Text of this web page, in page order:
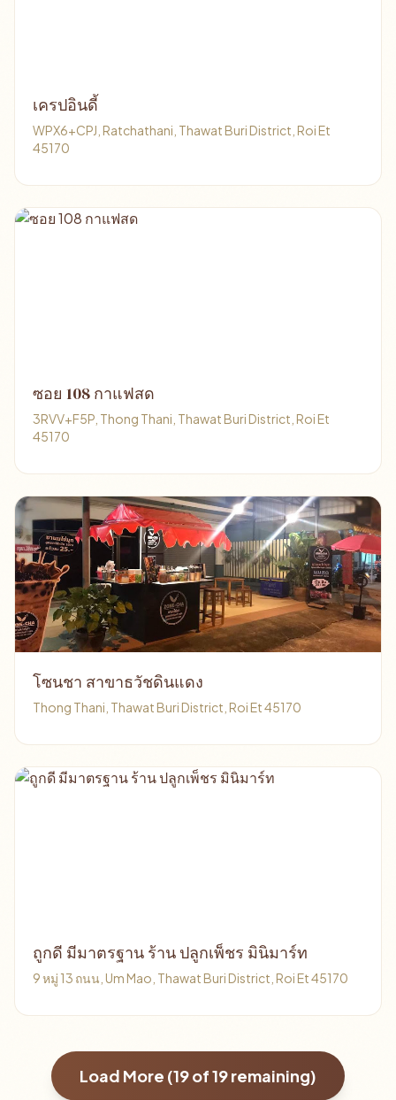
เครปอินดี้
WPX6+CPJ, Ratchathani, Thawat Buri District, Roi Et
45170
ซอย 108 กาแฟสด
3RVV+F5P, Thong Thani, Thawat Buri District, Roi Et
45170
โซนชา สาขาธวัชดินแดง
Thong Thani, Thawat Buri District, Roi Et 45170
ถูกดี มีมาตรฐาน ร้าน ปลูกเพ็ชร มินิมาร์ท
9 หมู่ 13 ถนน, Um Mao, Thawat Buri District, Roi Et 45170
Load More (19of19remaining)